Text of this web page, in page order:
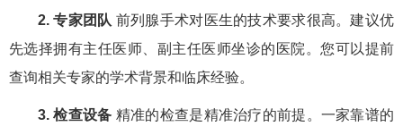
2. 专家团队 前列腺手术对医生的技术要求很高。建议优
先选择拥有主任医师、副主任医师坐诊的医院。您可以提前
查询相关专家的学术背景和临床经验。
3. 检查设备 精准的检查是精准治疗的前提。一家靠谱的